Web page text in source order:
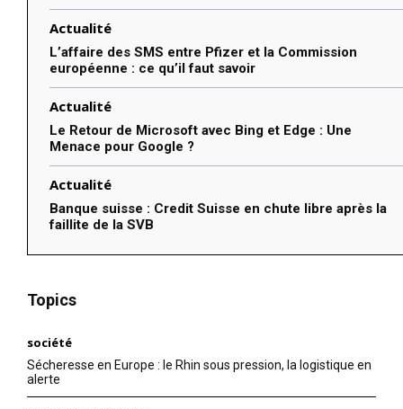
Actualité
L’affaire des SMS entre Pfizer et la Commission
européenne : ce qu’il faut savoir
Actualité
Le Retour de Microsoft avec Bing et Edge : Une
Menace pour Google ?
Actualité
Banque suisse : Credit Suisse en chute libre après la
faillite de la SVB
Topics
société
Sécheresse en Europe : le Rhin sous pression, la logistique en
alerte